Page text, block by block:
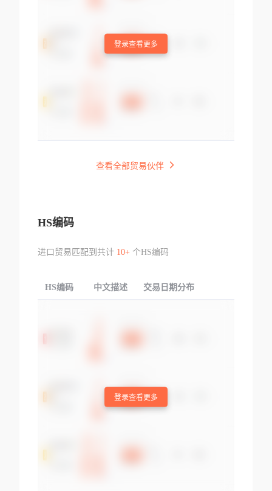
登录查看更多
查看全部贸易伙伴
HS编码
进口贸易匹配到共计 10+个HS编码
HS编码 中文描述 交易日期分布
登录查看更多